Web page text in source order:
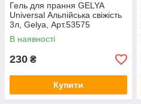
Гель для прання GELYA
Universal Альпійська свіжість
3л, Gelya, Арт.53575
В наявності
230 ₴
Купити